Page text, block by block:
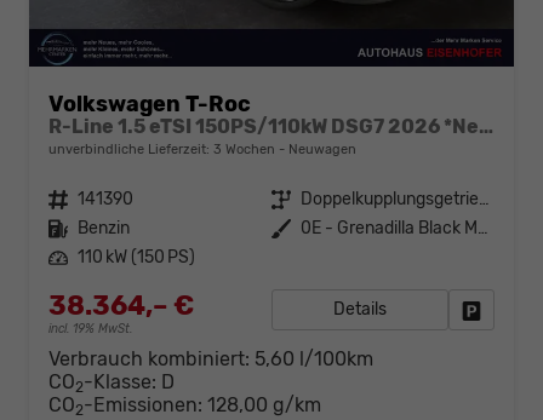
Volkswagen T-Roc
R-Line 1.5 eTSI 150PS/110kW DSG7 2026 *Neues Modell* | +AHK +BlackStyle +19" ALU +IQ.Licht-Matrix
unverbindliche Lieferzeit: 3 Wochen Neuwagen
Fahrzeugnr. 141390 Getriebe
Doppelkupplungsgetriebe (DSG)
Kraftstoff Benzin Außenfarbe
0E - Grenadilla Black Met.
Leistung 110 kW (150 PS)
38.364,– €
incl. 19% MwSt.
Details
Verbrauch kombiniert: 5,60 l/100km
CO2-Klasse: D
CO2-Emissionen: 128,00 g/km